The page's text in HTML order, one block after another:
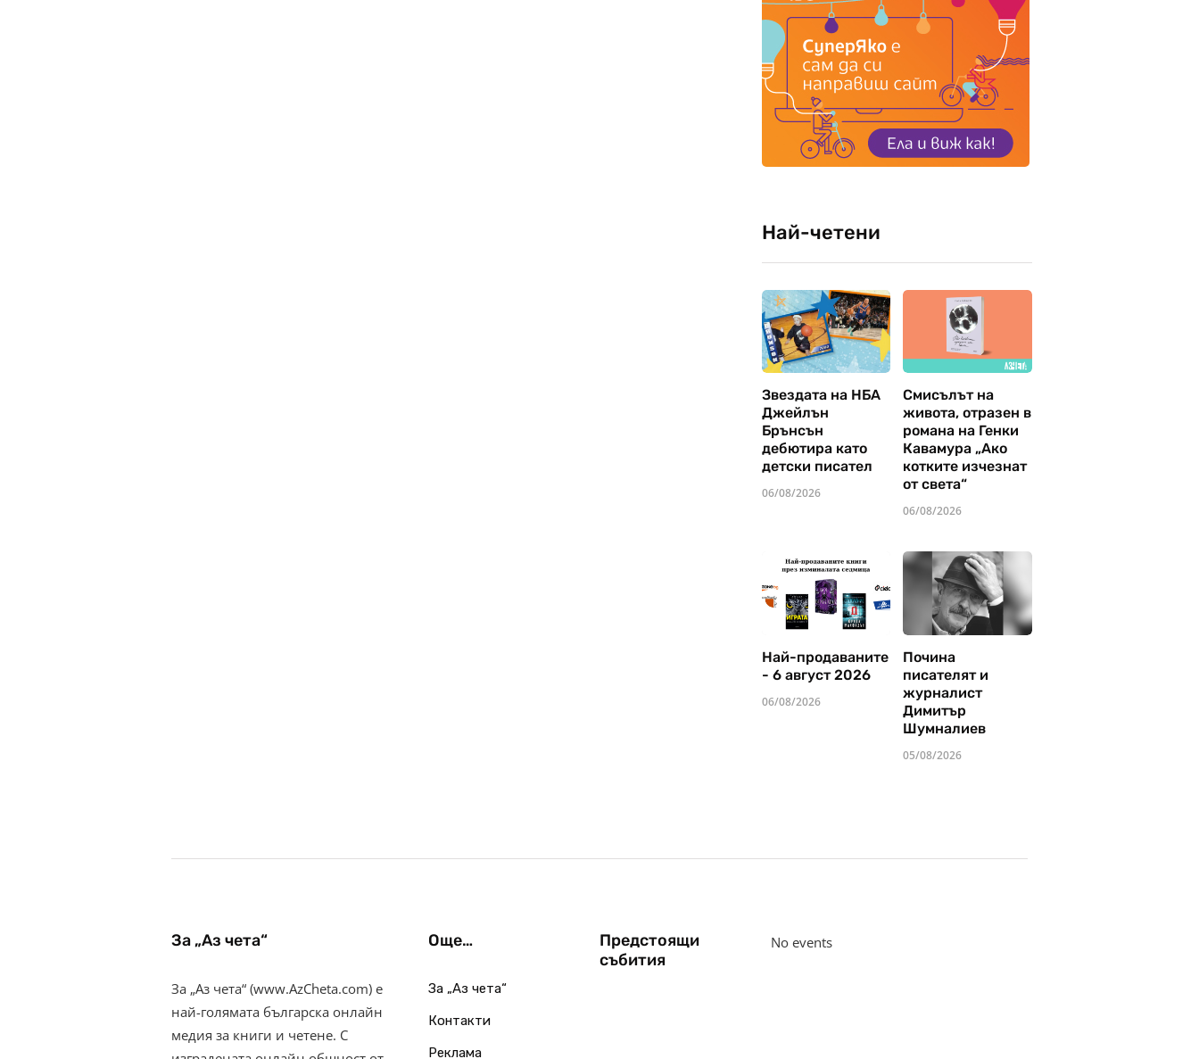
Най-четени
Звездата на НБА
Джейлън
Брънсън
дебютира като
детски писател
06/08/2026
Смисълът на
живота, отразен в
романа на Генки
Кавамура „Ако
котките изчезнат
от света“
06/08/2026
Най-продаваните
- 6 август 2026
06/08/2026
Почина
писателят и
журналист
Димитър
Шумналиев
05/08/2026
За „Аз чета“
За „Аз чета“ (www.AzCheta.com) е
най-голямата българска онлайн
медия за книги и четене. С
Още…
За „Аз чета“
Контакти
Реклама
Предстоящи
събития
No events